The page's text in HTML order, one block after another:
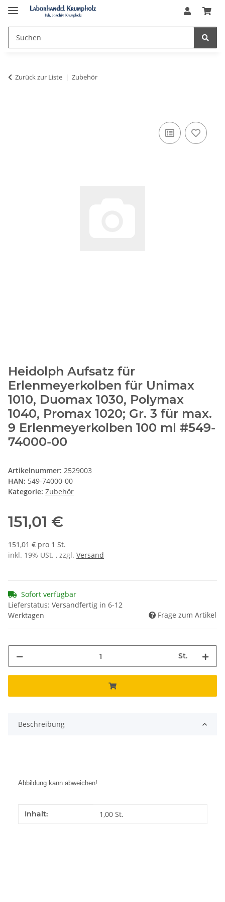
Zurück zur Liste Zubehör
Heidolph Aufsatz für
Erlenmeyerkolben für Unimax
1010, Duomax 1030, Polymax
1040, Promax 1020; Gr. 3 für max.
9 Erlenmeyerkolben 100 ml #549-
74000-00
Artikelnummer: 2529003
HAN: 549-74000-00
Kategorie: Zubehör
151,01 €
151,01 € pro 1 St.
inkl. 19% USt. , zzgl. Versand
Sofort verfügbar
Lieferstatus: Versandfertig in 6-12
Werktagen
Frage zum Artikel
St.
Beschreibung
Abbildung kann abweichen!
Produkteigenschaft
Wert
Inhalt: 1,00 St.